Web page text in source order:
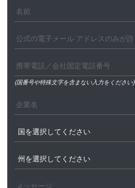
(国番号や特殊文字を含まない入力をください)